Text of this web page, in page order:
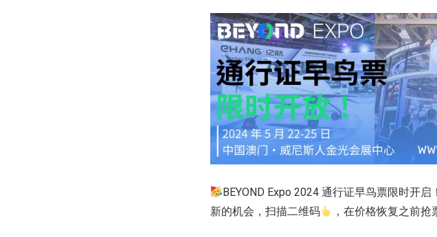
BEYOND Expo 2024 通行证早鸟票限时开
新的机会，扫描二维码
，在价格恢复之前抢